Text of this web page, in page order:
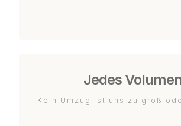
Jedes Volumen
Kein Umzug ist uns zu groß